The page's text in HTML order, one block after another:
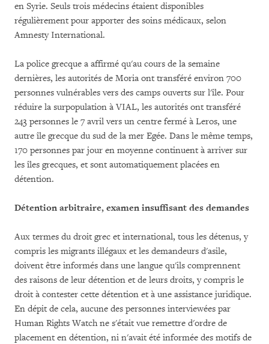
en Syrie. Seuls trois médecins étaient disponibles
régulièrement pour apporter des soins médicaux, selon
Amnesty International.
La police grecque a affirmé qu'au cours de la semaine
dernières, les autorités de Moria ont transféré environ 700
personnes vulnérables vers des camps ouverts sur l'île. Pour
réduire la surpopulation à VIAL, les autorités ont transféré
243 personnes le 7 avril vers un centre fermé à Leros, une
autre île grecque du sud de la mer Egée. Dans le même temps,
170 personnes par jour en moyenne continuent à arriver sur
les îles grecques, et sont automatiquement placées en
détention.
Détention arbitraire, examen insuffisant des demandes
Aux termes du droit grec et international, tous les détenus, y
compris les migrants illégaux et les demandeurs d'asile,
doivent être informés dans une langue qu'ils comprennent
des raisons de leur détention et de leurs droits, y compris le
droit à contester cette détention et à une assistance juridique.
En dépit de cela, aucune des personnes interviewées par
Human Rights Watch ne s'était vue remettre d'ordre de
placement en détention, ni n'avait été informée des motifs de